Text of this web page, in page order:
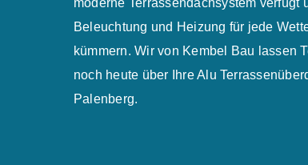
moderne Terrassendachsystem
Beleuchtung und Heizung für jede
kümmern. Wir von Kembel Bau lassen
noch heute über Ihre Alu
Palenberg.